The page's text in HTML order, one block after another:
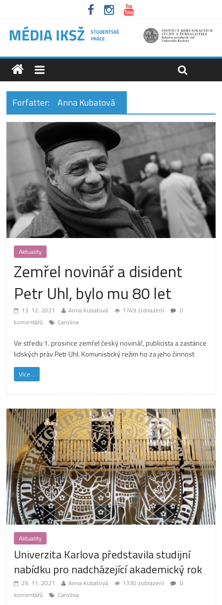
Forfatter: Anna Kubatová
Aktuality
Zemřel novinář a disident
Petr Uhl, bylo mu 80 let
13. 12. 2021 Anna Kubatová 1749 zobrazení
0
komentářů
Carolina
Ve středu 1. prosince zemřel český novinář, publicista a zastánce
lidských práv Petr Uhl. Komunistický režim ho za jeho činnost
Více...
Aktuality
Univerzita Karlova představila studijní
nabídku pro nadcházející akademický rok
26. 11. 2021 Anna Kubatová 1330 zobrazení
0
komentářů
Carolina